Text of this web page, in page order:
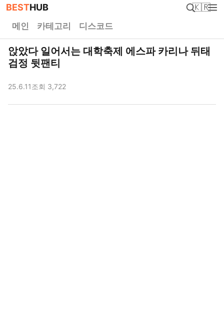
BESTHUB 🇰🇷
메인 카테고리 디스코드
앉았다 일어서는 대학축제 에스파 카리나 뒤태
검정 뒷팬티
25.6.11조회 3,722